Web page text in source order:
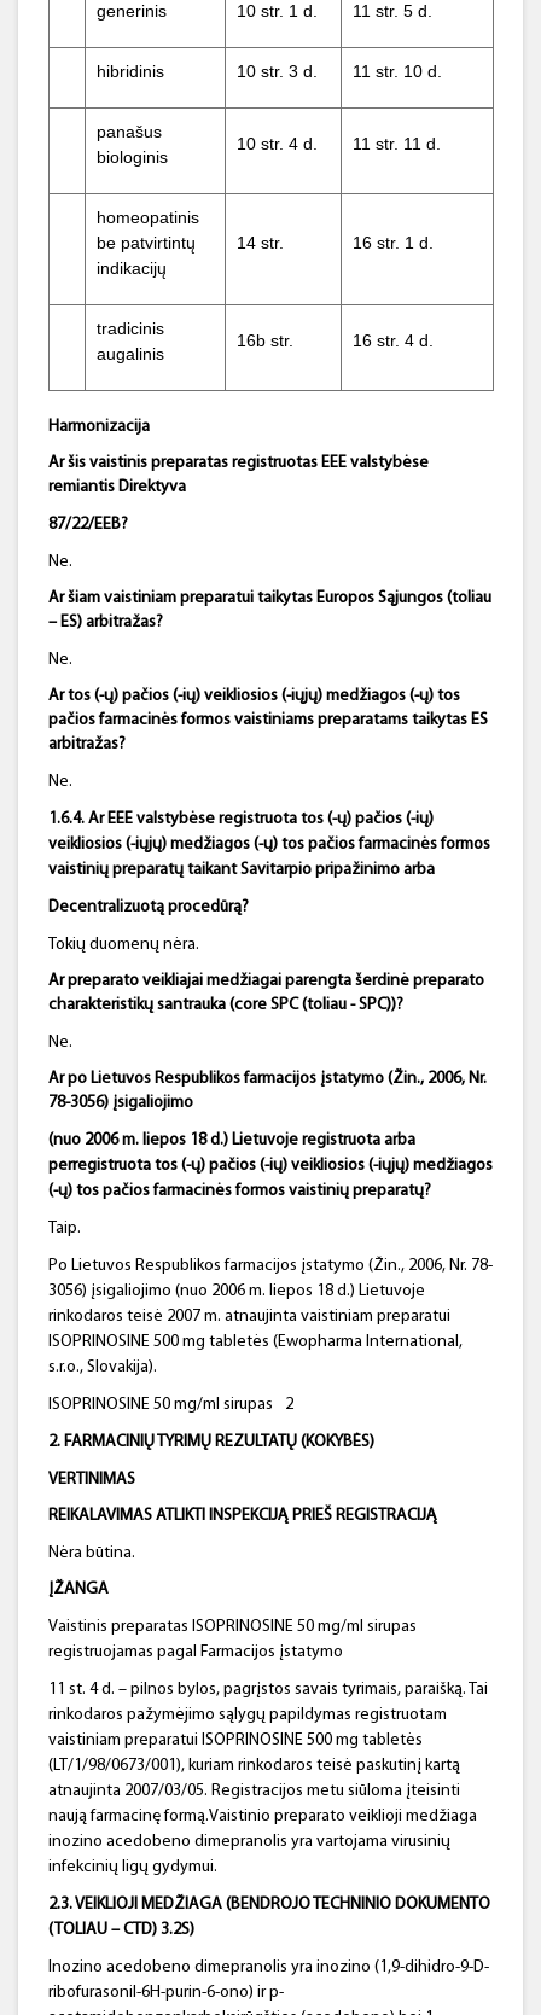
generinis 10 str. 1 d. 11 str. 5 d.
hibridinis 10 str. 3 d. 11 str. 10 d.
panašus
biologinis
10 str. 4 d. 11 str. 11 d.
homeopatinis
be patvirtintų
indikacijų
14 str. 16 str. 1 d.
tradicinis
augalinis
16b str. 16 str. 4 d.
Harmonizacija
Ar šis vaistinis preparatas registruotas EEE valstybėse
remiantis Direktyva
87/22/EEB?
Ne.
Ar šiam vaistiniam preparatui taikytas Europos Sąjungos (toliau
– ES) arbitražas?
Ne.
Ar tos (-ų) pačios (-ių) veikliosios (-iųjų) medžiagos (-ų) tos
pačios farmacinės formos vaistiniams preparatams taikytas ES
arbitražas?
Ne.
1.6.4. Ar EEE valstybėse registruota tos (-ų) pačios (-ių)
veikliosios (-iųjų) medžiagos (-ų) tos pačios farmacinės formos
vaistinių preparatų taikant Savitarpio pripažinimo arba
Decentralizuotą procedūrą?
Tokių duomenų nėra.
Ar preparato veikliajai medžiagai parengta šerdinė preparato
charakteristikų santrauka (core SPC (toliau - SPC))?
Ne.
Ar po Lietuvos Respublikos farmacijos įstatymo (Žin., 2006, Nr.
78-3056) įsigaliojimo
(nuo 2006 m. liepos 18 d.) Lietuvoje registruota arba
perregistruota tos (-ų) pačios (-ių) veikliosios (-iųjų) medžiagos
(-ų) tos pačios farmacinės formos vaistinių preparatų?
Taip.
Po Lietuvos Respublikos farmacijos įstatymo (Žin., 2006, Nr. 78-
3056) įsigaliojimo (nuo 2006 m. liepos 18 d.) Lietuvoje
rinkodaros teisė 2007 m. atnaujinta vaistiniam preparatui
ISOPRINOSINE 500 mg tabletės (Ewopharma International,
s.r.o., Slovakija).
ISOPRINOSINE 50 mg/ml sirupas 2
2. FARMACINIŲ TYRIMŲ REZULTATŲ (KOKYBĖS)
VERTINIMAS
REIKALAVIMAS ATLIKTI INSPEKCIJĄ PRIEŠ REGISTRACIJĄ
Nėra būtina.
ĮŽANGA
Vaistinis preparatas ISOPRINOSINE 50 mg/ml sirupas
registruojamas pagal Farmacijos įstatymo
11 st. 4 d. – pilnos bylos, pagrįstos savais tyrimais, paraišką. Tai
rinkodaros pažymėjimo sąlygų papildymas registruotam
vaistiniam preparatui ISOPRINOSINE 500 mg tabletės
(LT/1/98/0673/001), kuriam rinkodaros teisė paskutinį kartą
atnaujinta 2007/03/05. Registracijos metu siūloma įteisinti
naują farmacinę formą.Vaistinio preparato veiklioji medžiaga
inozino acedobeno dimepranolis yra vartojama virusinių
infekcinių ligų gydymui.
2.3. VEIKLIOJI MEDŽIAGA (BENDROJO TECHNINIO DOKUMENTO
(TOLIAU – CTD) 3.2S)
Inozino acedobeno dimepranolis yra inozino (1,9-dihidro-9-D-
ribofurasonil-6H-purin-6-ono) ir p-